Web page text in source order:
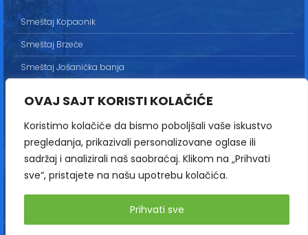
OVAJ SAJT KORISTI KOLAČIĆE
Koristimo kolačiće da bismo poboljšali vaše iskustvo
pregledanja, prikazivali personalizovane oglase ili
sadržaj i analizirali naš saobraćaj. Klikom na „Prihvati
sve“, pristajete na našu upotrebu kolačića.
Prihvati sve
Smeštaj Kopaonik
Smeštaj Brzeće
Smeštaj Jošanička banja
Kontakt
Sva prava zadržana / All rights reserved